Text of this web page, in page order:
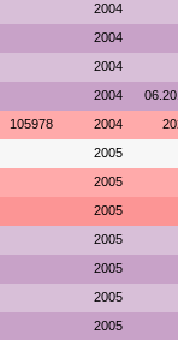
2004
2004
2004
2004
105978 2004
2005
2005
2005
2005
2005
2005
2005